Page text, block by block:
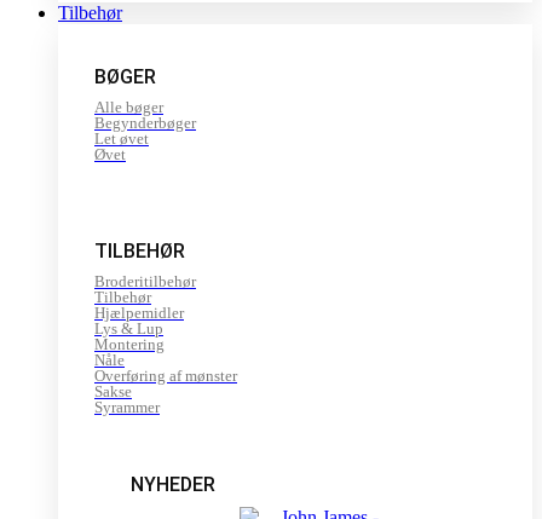
Tilbehør
BØGER
Alle bøger
Begynderbøger
Let øvet
Øvet
TILBEHØR
Broderitilbehør
Tilbehør
Hjælpemidler
Lys & Lup
Montering
Nåle
Overføring af mønster
Sakse
Syrammer
NYHEDER